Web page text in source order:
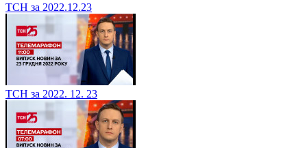
ТСН за 2022.12.23
ТСН за 2022. 12. 23